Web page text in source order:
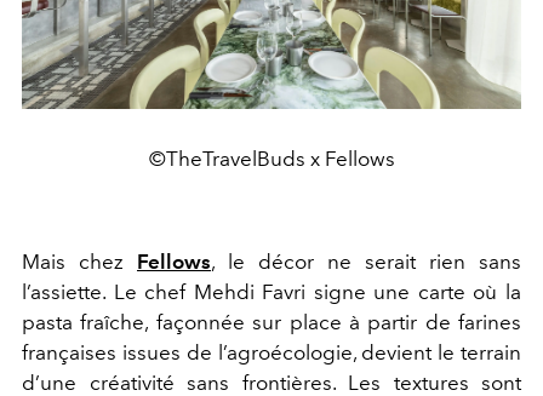
©TheTravelBuds x Fellows
Mais chez Fellows, le décor ne serait rien sans
l’assiette. Le chef Mehdi Favri signe une carte où la
pasta fraîche, façonnée sur place à partir de farines
françaises issues de l’agroécologie, devient le terrain
d’une créativité sans frontières. Les textures sont